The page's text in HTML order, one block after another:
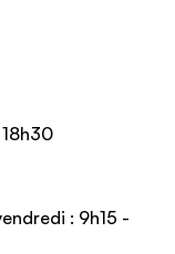
: 9h15 -